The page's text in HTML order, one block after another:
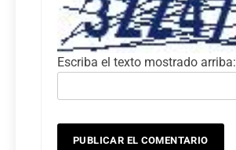
Escriba el texto mostrado arriba: